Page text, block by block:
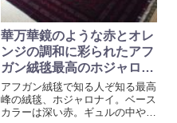
華万華鏡のような赤とオレ
ンジの調和に彩られたアフ
ガン絨毯最高のホジャロシ
ュナイ 手織り草木染め
SK013
アフガン絨毯で知る人ぞ知る最高
峰の絨毯、ホジャロナイ。ベース
カラーは深い赤。ギュルの中やあ